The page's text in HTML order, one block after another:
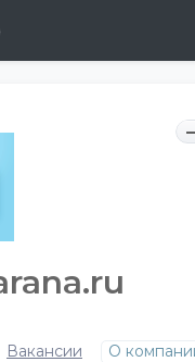
Вакансии
О